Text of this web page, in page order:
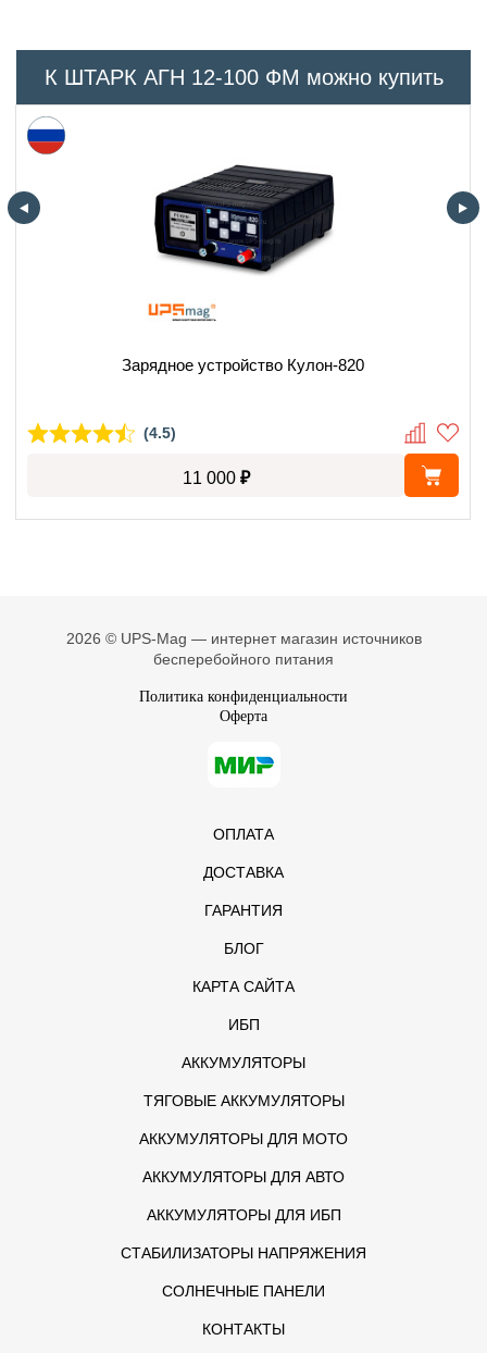
К ШТАРК АГН 12-100 ФМ можно купить
Зарядное устройство Кулон-820
(4.5)
11 000 ₽
2026 © UPS-Mag — интернет магазин источников
бесперебойного питания
Политика конфиденциальности
Оферта
ОПЛАТА
ДОСТАВКА
ГАРАНТИЯ
БЛОГ
КАРТА САЙТА
ИБП
АККУМУЛЯТОРЫ
ТЯГОВЫЕ АККУМУЛЯТОРЫ
АККУМУЛЯТОРЫ ДЛЯ МОТО
АККУМУЛЯТОРЫ ДЛЯ АВТО
АККУМУЛЯТОРЫ ДЛЯ ИБП
СТАБИЛИЗАТОРЫ НАПРЯЖЕНИЯ
СОЛНЕЧНЫЕ ПАНЕЛИ
КОНТАКТЫ